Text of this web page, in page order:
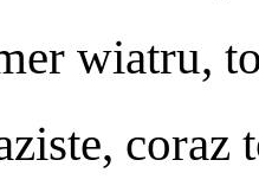
wiatru,
coraz